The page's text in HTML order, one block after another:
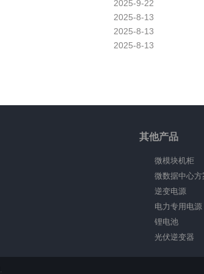
2025-9-22
2025-8-13
2025-8-13
2025-8-13
其他产品
微模块机柜
微数据中心方
逆变电源
电力专用电源
锂电池
光伏逆变器